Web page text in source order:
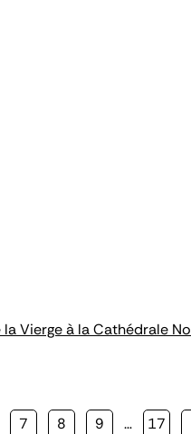
Vierge à la Cathédrale
Page
7 Page
8 Page
9 … Page
17